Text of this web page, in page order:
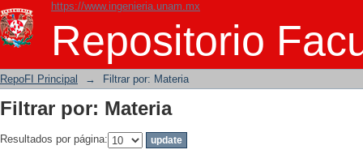
https://www.ingenieria.unam.mx
Repositorio
Filtrar por: Materia
RepoFI Principal → Filtrar por: Materia
Filtrar por: Materia
Resultados por página: